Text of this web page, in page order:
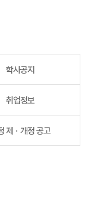
학사공지
취업정보
제ㆍ개정 공고